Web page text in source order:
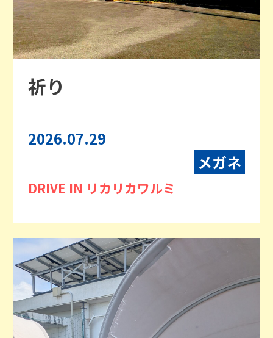
祈り
2026.07.29
メガネ
DRIVE IN リカリカワルミ